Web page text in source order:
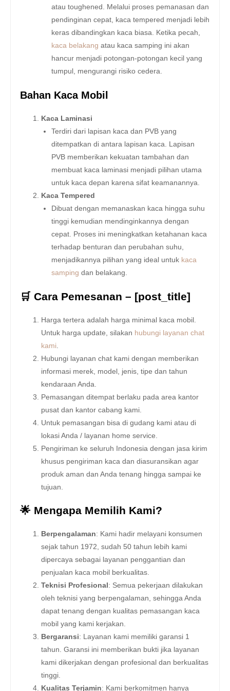
atau toughened. Melalui proses pemanasan dan
pendinginan cepat, kaca tempered menjadi lebih
keras dibandingkan kaca biasa. Ketika pecah,
kaca belakang atau kaca samping ini akan
hancur menjadi potongan-potongan kecil yang
tumpul, mengurangi risiko cedera.
Bahan Kaca Mobil
Kaca Laminasi
Terdiri dari lapisan kaca dan PVB yang
ditempatkan di antara lapisan kaca. Lapisan
PVB memberikan kekuatan tambahan dan
membuat kaca laminasi menjadi pilihan utama
untuk kaca depan karena sifat keamanannya.
Kaca Tempered
Dibuat dengan memanaskan kaca hingga suhu
tinggi kemudian mendinginkannya dengan
cepat. Proses ini meningkatkan ketahanan kaca
terhadap benturan dan perubahan suhu,
menjadikannya pilihan yang ideal untuk kaca
samping dan belakang.
🛒 Cara Pemesanan – [post_title]
Harga tertera adalah harga minimal kaca mobil.
Untuk harga update, silakan hubungi layanan chat
kami
Hubungi layanan chat kami dengan memberikan
informasi merek, model, jenis, tipe dan tahun
kendaraan Anda.
Pemasangan ditempat berlaku pada area kantor
pusat dan kantor cabang kami.
Untuk pemasangan bisa di gudang kami atau di
lokasi Anda / layanan home service.
Pengiriman ke seluruh Indonesia dengan jasa kirim
khusus pengiriman kaca dan diasuransikan agar
produk aman dan Anda tenang hingga sampai ke
tujuan.
🌟 Mengapa Memilih Kami?
Berpengalaman: Kami hadir melayani konsumen
sejak tahun 1972, sudah 50 tahun lebih kami
dipercaya sebagai layanan penggantian dan
penjualan kaca mobil berkualitas.
Teknisi Profesional : Semua pekerjaan dilakukan
oleh teknisi yang berpengalaman, sehingga Anda
dapat tenang dengan kualitas pemasangan kaca
mobil yang kami kerjakan.
Bergaransi: Layanan kami memiliki garansi 1
tahun. Garansi ini memberikan bukti jika layanan
kami dikerjakan dengan profesional dan berkualitas
tinggi.
Kualitas Terjamin: Kami berkomitmen hanya